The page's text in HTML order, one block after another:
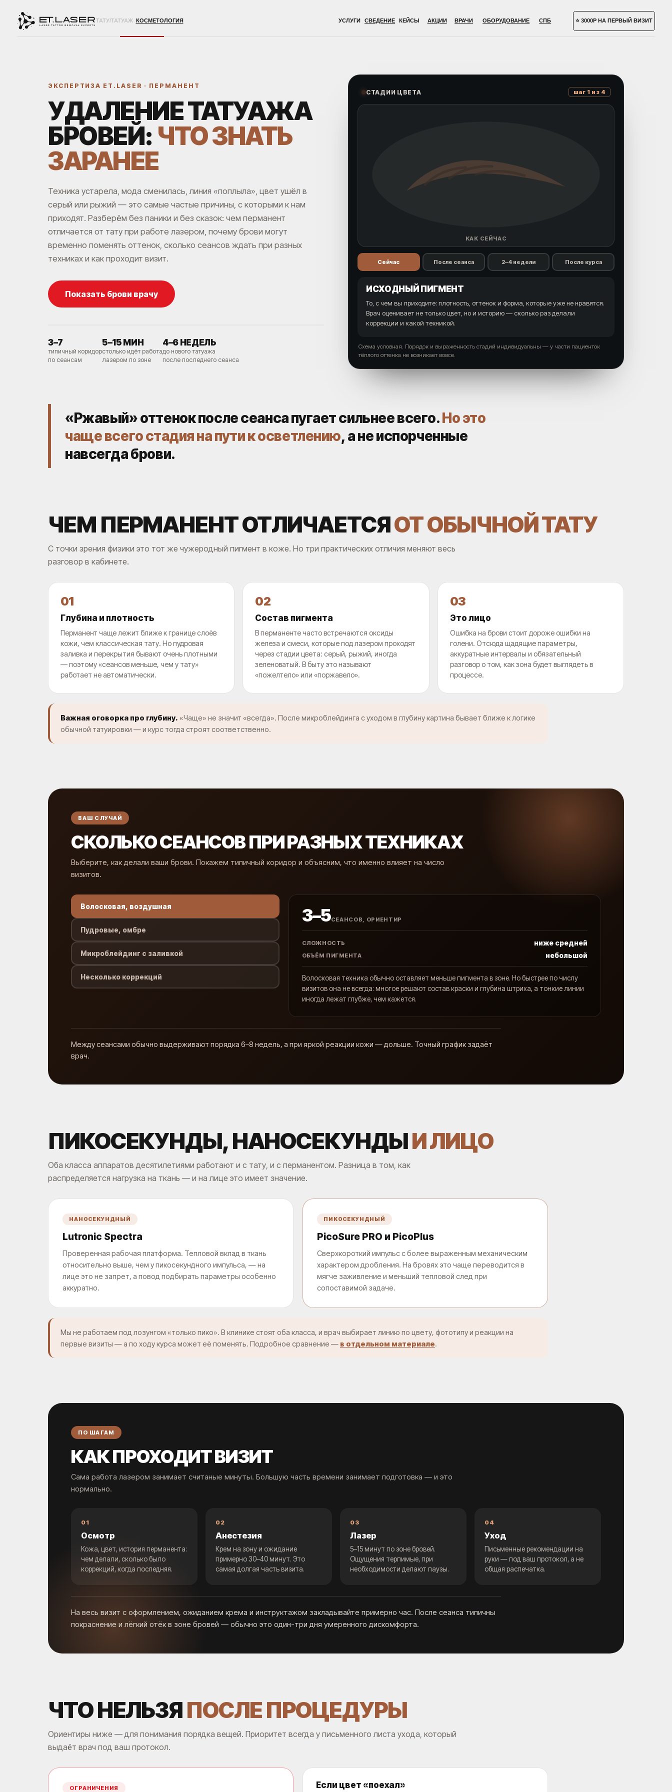
ТАТУ/ТАТУАЖ КОСМЕТОЛОГИЯ СВЕДЕНИЕ КЕЙСЫ АКЦИИ ВРАЧИ ОБОРУДОВАНИЕ СПБ ⭐ 3000Р НА ПЕРВЫЙ ВИЗИТ
ЭКСПЕРТИЗА ET.LASER · ПЕРМАНЕНТ
УДАЛЕНИЕ ТАТУАЖА
БРОВЕЙ: ЧТО ЗНАТЬ
ЗАРАНЕЕ
Техника устарела, мода сменилась, линия «поплыла», цвет ушёл в
серый или рыжий — это самые частые причины, с которыми к нам
приходят. Разберём без паники и без сказок: чем перманент
отличается от тату при работе лазером, почему брови могут
временно поменять оттенок, сколько сеансов ждать при разных
техниках и как проходит визит.
Показать брови врачу
3–7
типичный коридор
по сеансам
5–15 МИН
столько идёт работа
лазером по зоне
4–6 НЕДЕЛЬ
до нового татуажа
после последнего сеанса
СТАДИИ ЦВЕТА шаг 1 из 4
КАК СЕЙЧАС
Сейчас После сеанса 2–4 недели После курса
ИСХОДНЫЙ ПИГМЕНТ
То, с чем вы приходите: плотность, оттенок и форма, которые уже не нравятся.
Врач оценивает не только цвет, но и историю — сколько раз делали
коррекции и какой техникой.
Схема условная. Порядок и выраженность стадий индивидуальны — у части пациенток
тёплого оттенка не возникает вовсе.
«Ржавый» оттенок после сеанса пугает сильнее всего.Но это
чаще всего стадия на пути к осветлению, а не испорченные
навсегда брови.
ЧЕМ ПЕРМАНЕНТ ОТЛИЧАЕТСЯОТ ОБЫЧНОЙ ТАТУ
С точки зрения физики это тот же чужеродный пигмент в коже. Но три практических отличия меняют весь
разговор в кабинете.
01
Глубина и плотность
Перманент чаще лежит ближе к границе слоёв
кожи, чем классическая тату. Но пудровая
заливка и перекрытия бывают очень плотными
— поэтому «сеансов меньше, чем у тату»
работает не автоматически.
02
Состав пигмента
В перманенте часто встречаются оксиды
железа и смеси, которые под лазером проходят
через стадии цвета: серый, рыжий, иногда
зеленоватый. В быту это называют
«пожелтело» или «поржавело».
03
Это лицо
Ошибка на брови стоит дороже ошибки на
голени. Отсюда щадящие параметры,
аккуратные интервалы и обязательный
разговор о том, как зона будет выглядеть в
процессе.
Важная оговорка про глубину. «Чаще» не значит «всегда». После микроблейдинга с уходом в глубину картина бывает ближе к логике
обычной татуировки — и курс тогда строят соответственно.
ВАШ СЛУЧАЙ
СКОЛЬКО СЕАНСОВ ПРИ РАЗНЫХ ТЕХНИКАХ
Выберите, как делали ваши брови. Покажем типичный коридор и объясним, что именно влияет на число
визитов.
Волосковая, воздушная
Пудровые, омбре
Микроблейдинг с заливкой
Несколько коррекций
3–5СЕАНСОВ, ОРИЕНТИР
СЛОЖНОСТЬ ниже средней
ОБЪЁМ ПИГМЕНТА небольшой
Волосковая техника обычно оставляет меньше пигмента в зоне. Но быстрее по числу
визитов она не всегда: многое решают состав краски и глубина штриха, а тонкие линии
иногда лежат глубже, чем кажется.
Между сеансами обычно выдерживают порядка 6–8 недель, а при яркой реакции кожи — дольше. Точный график задаёт
врач.
ПИКОСЕКУНДЫ, НАНОСЕКУНДЫИ ЛИЦО
Оба класса аппаратов десятилетиями работают и с тату, и с перманентом. Разница в том, как
распределяется нагрузка на ткань — и на лице это имеет значение.
НАНОСЕКУНДНЫЙ
Lutronic Spectra
Проверенная рабочая платформа. Тепловой вклад в ткань
относительно выше, чем у пикосекундного импульса, — на
лице это не запрет, а повод подбирать параметры особенно
аккуратно.
ПИКОСЕКУНДНЫЙ
PicoSure PRO и PicoPlus
Сверхкороткий импульс с более выраженным механическим
характером дробления. На бровях это чаще переводится в
мягче заживление и меньший тепловой след при
сопоставимой задаче.
Мы не работаем под лозунгом «только пико». В клинике стоят оба класса, и врач выбирает линию по цвету, фототипу и реакции на
первые визиты — а по ходу курса может её поменять. Подробное сравнение — в отдельном материале.
ПО ШАГАМ
КАК ПРОХОДИТ ВИЗИТ
Сама работа лазером занимает считаные минуты. Большую часть времени занимает подготовка — и это
нормально.
01
Осмотр
Кожа, цвет, история перманента:
чем делали, сколько было
коррекций, когда последняя.
02
Анестезия
Крем на зону и ожидание
примерно 30–40 минут. Это
самая долгая часть визита.
03
Лазер
5–15 минут по зоне бровей.
Ощущения терпимые, при
необходимости делают паузы.
04
Уход
Письменные рекомендации на
руки — под ваш протокол, а не
общая распечатка.
На весь визит с оформлением, ожиданием крема и инструктажом закладывайте примерно час. После сеанса типичны
покраснение и лёгкий отёк в зоне бровей — обычно это один-три дня умеренного дискомфорта.
ЧТО НЕЛЬЗЯПОСЛЕ ПРОЦЕДУРЫ
Ориентиры ниже — для понимания порядка вещей. Приоритет всегда у письменного листа ухода, который
выдаёт врач под ваш протокол.
ОГРАНИЧЕНИЯ Если цвет «поехал»